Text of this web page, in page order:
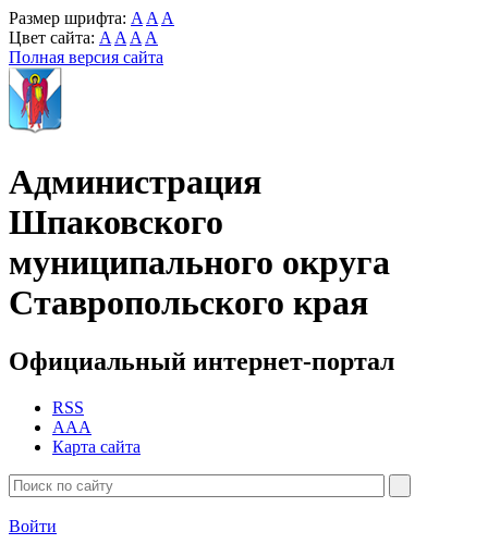
Размер шрифта: A A A
Цвет сайта: A A A A
Полная версия сайта
Администрация
Шпаковского
муниципального округа
Ставропольского края
Официальный интернет-портал
RSS
AAA
Карта сайта
Войти